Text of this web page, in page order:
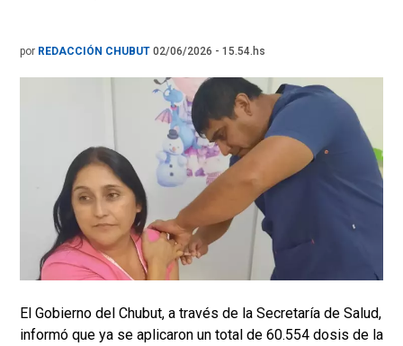
por REDACCIÓN CHUBUT 02/06/2026 - 15.54.hs
El Gobierno del Chubut, a través de la Secretaría de Salud,
informó que ya se aplicaron un total de 60.554 dosis de la